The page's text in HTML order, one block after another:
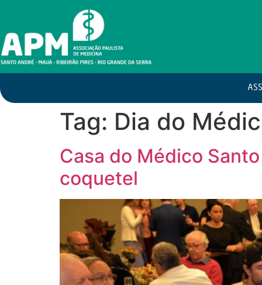
Tag: Dia do
Casa do Médico
coquetel